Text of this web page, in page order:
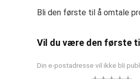
Bli den første til å omtale
Vil du være den første til
Din e-postadresse vil ikke bli